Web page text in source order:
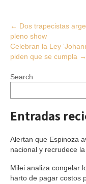
Post
navigation
← Dos trapecistas
pleno show
Celebran la Ley
piden que se cumpla →
Search
Entradas
Alertan que Espinoza
nacional y recrudece
Milei analiza congelar
harto de pagar costos